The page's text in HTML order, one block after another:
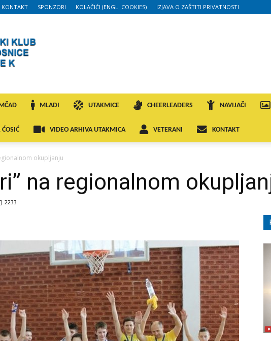
KONTAKT SPONZORI KOLAČIĆI (ENGL. COOKIES) IZJAVA O ZAŠTITI PRIVATNOSTI
MLADI UTAKMICE CHEERLEADERS NAVIJAČI
VIDEO ARHIVA UTAKMICA VETERANI KONTAKT
okupljanju
na regionalnom
2233